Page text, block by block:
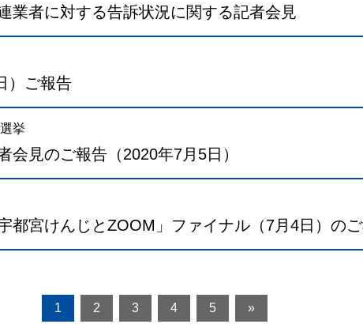
業者に対する告訴状況に関する記者会見
）ご報告
選挙
会見のご報告（2020年7月5日）
都宮けんじとZOOM」ファイナル（7月4日）の
1 2 3 4 5 »